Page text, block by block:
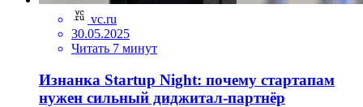
vc.ru
30.05.2025
Читать 7 минут
Изнанка Startup Night: почему стартапам
нужен сильный диджитал-партнёр